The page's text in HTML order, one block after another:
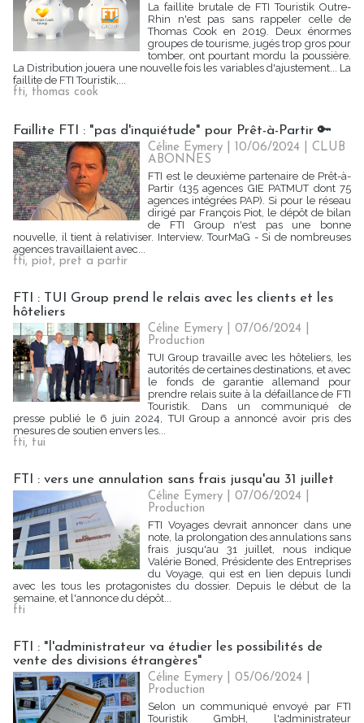
La faillite brutale de FTI Touristik Outre-
Rhin n'est pas sans rappeler celle de
Thomas Cook en 2019. Deux énormes
groupes de tourisme, jugés trop gros pour
tomber, ont pourtant mordu la poussière.
La Distribution jouera une nouvelle fois les variables d'ajustement... La
faillite de FTI Touristik,...
fti, thomas cook
Faillite FTI : "pas d'inquiétude" pour Prêt-à-Partir 🔑
Céline Eymery | 10/06/2024 |CLUB
ABONNES
FTI est le deuxième partenaire de Prêt-à-
Partir (135 agences GIE PATMUT dont 75
agences intégrées PAP). Si pour le réseau
dirigé par François Piot, le dépôt de bilan
de FTI Group n'est pas une bonne
nouvelle, il tient à relativiser. Interview. TourMaG - Si de nombreuses
agences travaillaient avec...
fti, piot, pret a partir
FTI : TUI Group prend le relais avec les clients et les
hôteliers
Céline Eymery | 07/06/2024
Production
TUI Group travaille avec les hôteliers, les
autorités de certaines destinations, et avec
le fonds de garantie allemand pour
prendre relais suite à la défaillance de FTI
Touristik. Dans un communiqué de
presse publié le 6 juin 2024, TUI Group a annoncé avoir pris des
mesures de soutien envers les...
fti, tui
FTI : vers une annulation sans frais jusqu'au 31 juillet
Céline Eymery | 07/06/2024
Production
FTI Voyages devrait annoncer dans une
note, la prolongation des annulations sans
frais jusqu'au 31 juillet, nous indique
Valérie Boned, Présidente des Entreprises
du Voyage, qui est en lien depuis lundi
avec les tous les protagonistes du dossier. Depuis le début de la
semaine, et l'annonce du dépôt...
fti
FTI : "l'administrateur va étudier les possibilités de
vente des divisions étrangères"
Céline Eymery | 05/06/2024
Production
Selon un communiqué envoyé par FTI
Touristik GmbH, l'administrateur